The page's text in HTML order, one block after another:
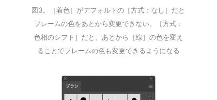
図3。［着色］がデフォルトの［方式：なし］だと
フレームの色をあとから変更できない。［方式：
色相のシフト］だと、あとから［線］の色を変え
ることでフレームの色も変更できるようになる